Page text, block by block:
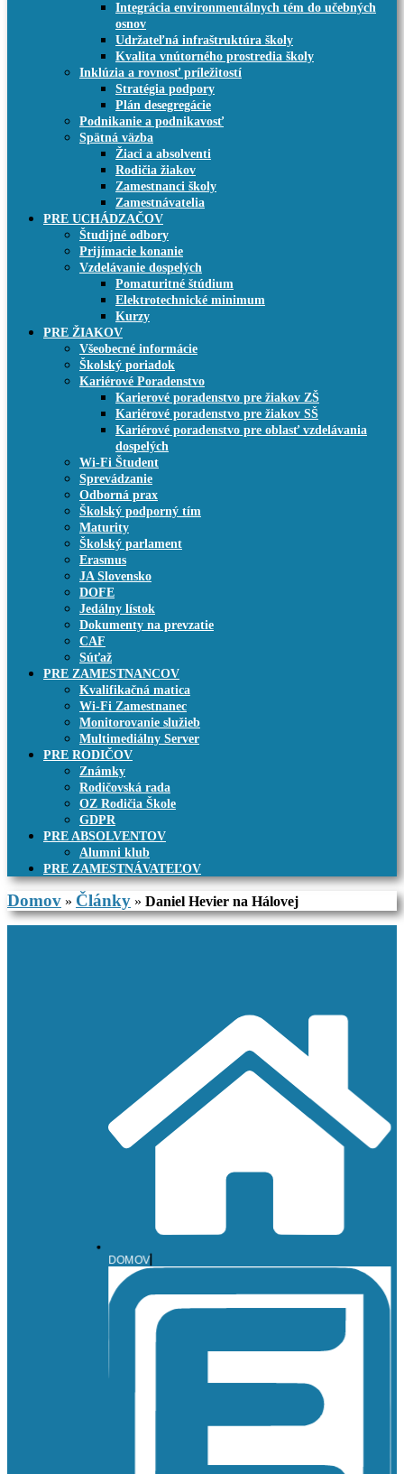
Integrácia environmentálnych tém do učebných
osnov
Udržateľná infraštruktúra školy
Kvalita vnútorného prostredia školy
Inklúzia a rovnosť príležitostí
Stratégia podpory
Plán desegregácie
Podnikanie a podnikavosť
Spätná väzba
Žiaci a absolventi
Rodičia žiakov
Zamestnanci školy
Zamestnávatelia
PRE UCHÁDZAČOV
Študijné odbory
Prijímacie konanie
Vzdelávanie dospelých
Pomaturitné štúdium
Elektrotechnické minimum
Kurzy
PRE ŽIAKOV
Všeobecné informácie
Školský poriadok
Kariérové Poradenstvo
Karierové poradenstvo pre žiakov ZŠ
Kariérové poradenstvo pre žiakov SŠ
Kariérové poradenstvo pre oblasť vzdelávania
dospelých
Wi-Fi Študent
Sprevádzanie
Odborná prax
Školský podporný tím
Maturity
Školský parlament
Erasmus
JA Slovensko
DOFE
Jedálny lístok
Dokumenty na prevzatie
CAF
Súťaž
PRE ZAMESTNANCOV
Kvalifikačná matica
Wi-Fi Zamestnanec
Monitorovanie služieb
Multimediálny Server
PRE RODIČOV
Známky
Rodičovská rada
OZ Rodičia Škole
GDPR
PRE ABSOLVENTOV
Alumni klub
PRE ZAMESTNÁVATEĽOV
Domov » Články » Daniel Hevier na Hálovej
DOMOV